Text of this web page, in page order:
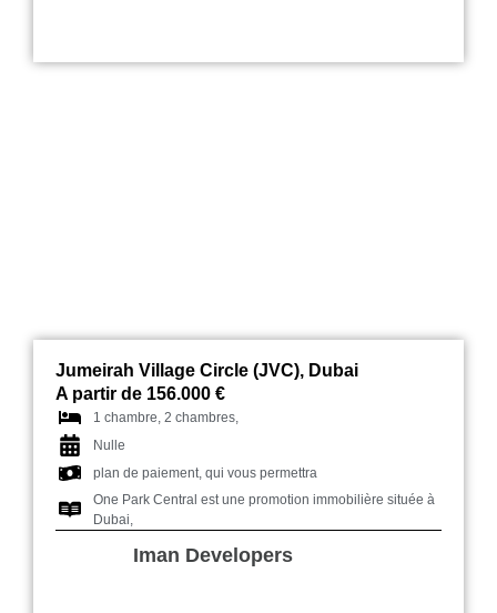
Jumeirah Village Circle (JVC), Dubai
A partir de 156.000 €
1 chambre, 2 chambres,
Nulle
plan de paiement, qui vous permettra
One Park Central est une promotion immobilière située à
Dubai,
Iman Developers